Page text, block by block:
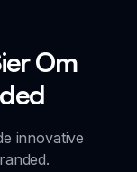
Om
innovative